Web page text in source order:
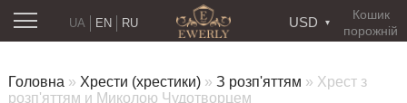
Кошик
порожній
USD
RU
UA EN
Головна » Хрести (хрестики) » З розп'яттям » Хрест з
розп'яттям и Миколою Чудотворцем